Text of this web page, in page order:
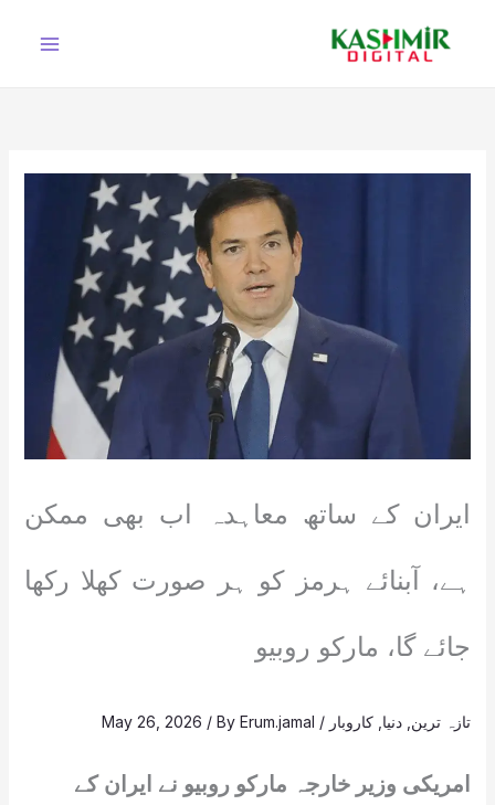
ایران کے ساتھ معاہدہ اب بھی ممکن
ہے، آبنائے ہرمز کو ہر صورت کھلا رکھا
جائے گا، مارکو روبیو
تازہ ترین دنیا کاروبار /
May 26, 2026 / ByErum.jamal
امریکی وزیر خارجہ مارکو روبیو نے ایران کے